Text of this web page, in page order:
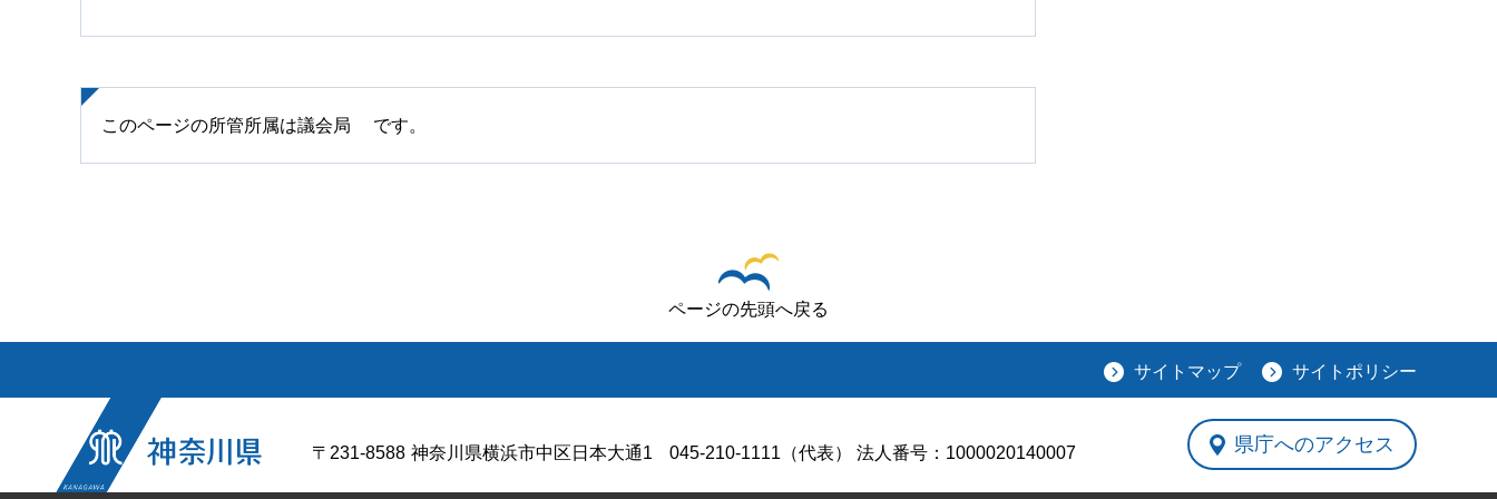
このページの所管所属は議会局 です。
ページの先頭へ戻る
サイトマップ サイトポリシー
〒231-8588 神奈川県横浜市中区日本大通1 045-210-1111（代表） 法人番号：1000020140007 県庁へのアクセス